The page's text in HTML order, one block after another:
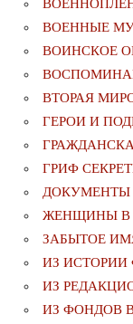
ВОЕННЫЕ
ВОИНСКОЕ
ВТОРАЯ
ГЕРОИ И
ГРИФ
ДОКУМЕНТЫ
ЖЕНЩИНЫ В
ЗАБЫТОЕ
ИЗ
ИЗ
ИЗ ФОНДОВ